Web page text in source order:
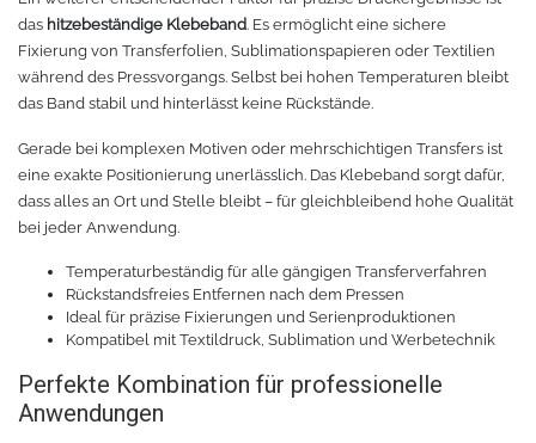
Transferpapier
Transferfolie
Chemica Quickflex
Chemica Hotmark Revolution
Chemica Bling-Bling
Chemica Allmark
Chemica Carbon
Klebeband
Ausrüstung
Rollenhalter
infokarten
Rollenständer
Materialrollen
Zubehör für Transferpressen
das hitzebeständige Klebeband. Es ermöglicht eine sichere
Fixierung von Transferfolien, Sublimationspapieren oder Textilien
während des Pressvorgangs. Selbst bei hohen Temperaturen bleibt
das Band stabil und hinterlässt keine Rückstände.
Gerade bei komplexen Motiven oder mehrschichtigen Transfers ist
eine exakte Positionierung unerlässlich. Das Klebeband sorgt dafür,
dass alles an Ort und Stelle bleibt – für gleichbleibend hohe Qualität
bei jeder Anwendung.
Temperaturbeständig für alle gängigen Transferverfahren
Rückstandsfreies Entfernen nach dem Pressen
Ideal für präzise Fixierungen und Serienproduktionen
Kompatibel mit Textildruck, Sublimation und Werbetechnik
Perfekte Kombination für professionelle
Anwendungen